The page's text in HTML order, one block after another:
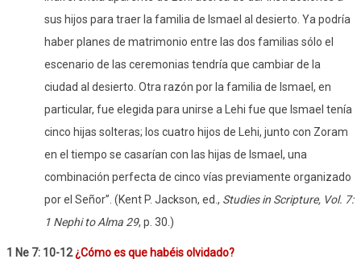
sus hijos para traer la familia de Ismael al desierto. Ya podría
haber planes de matrimonio entre las dos familias sólo el
escenario de las ceremonias tendría que cambiar de la
ciudad al desierto. Otra razón por la familia de Ismael, en
particular, fue elegida para unirse a Lehi fue que Ismael tenía
cinco hijas solteras; los cuatro hijos de Lehi, junto con Zoram
en el tiempo se casarían con las hijas de Ismael, una
combinación perfecta de cinco vías previamente organizado
por el Señor”.(Kent P. Jackson, ed., Studies in Scripture, Vol. 7:
1 Nephi to Alma 29, p. 30.)
1 Ne 7: 10-12¿Cómo es que habéis olvidado?